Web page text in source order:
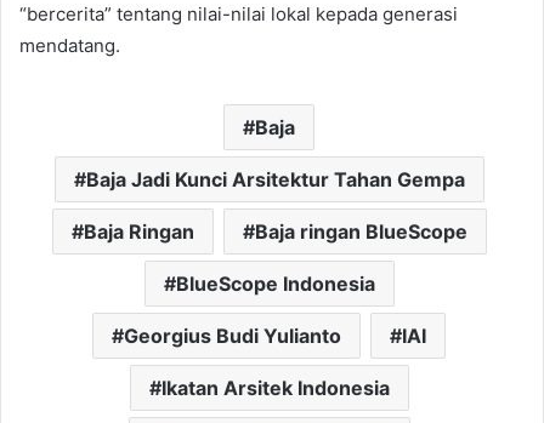
“bercerita” tentang nilai-nilai lokal kepada generasi
mendatang.
Baja
Baja Jadi Kunci Arsitektur Tahan Gempa
Baja Ringan Baja ringan BlueScope
BlueScope Indonesia
Georgius Budi Yulianto IAI
Ikatan Arsitek Indonesia